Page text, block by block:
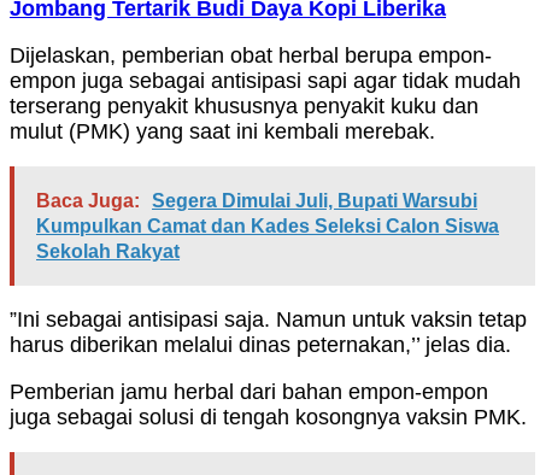
Jombang Tertarik Budi Daya Kopi Liberika
Dijelaskan, pemberian obat herbal berupa empon-
empon juga sebagai antisipasi sapi agar tidak mudah
terserang penyakit khususnya penyakit kuku dan
mulut (PMK) yang saat ini kembali merebak.
Baca Juga:
Segera Dimulai Juli, Bupati Warsubi
Kumpulkan Camat dan Kades Seleksi Calon Siswa
Sekolah Rakyat
”Ini sebagai antisipasi saja. Namun untuk vaksin tetap
harus diberikan melalui dinas peternakan,’’ jelas dia.
Pemberian jamu herbal dari bahan empon-empon
juga sebagai solusi di tengah kosongnya vaksin PMK.